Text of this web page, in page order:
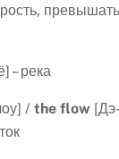
– река
/ the flow